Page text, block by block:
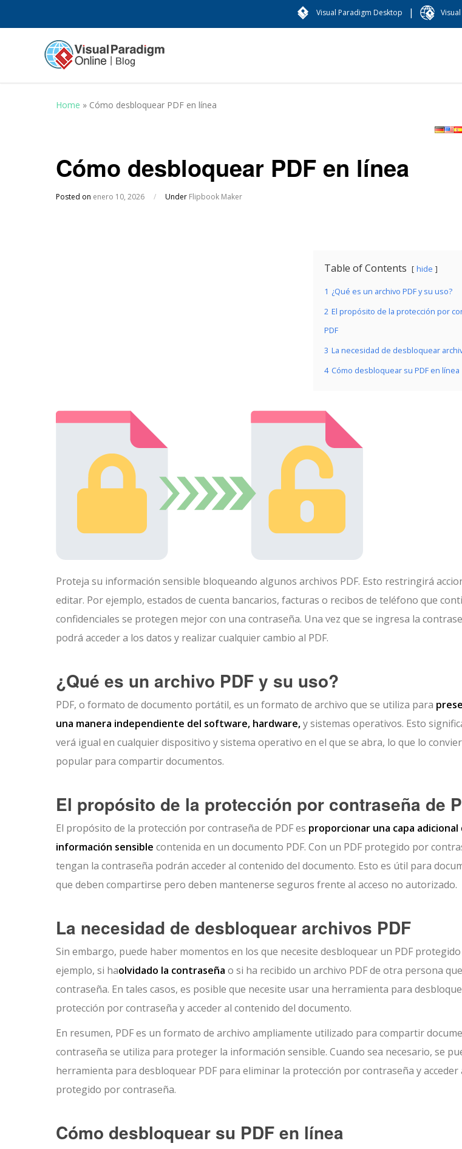
Visual Paradigm Desktop |
Home » Cómo desbloquear PDF en línea
Cómo desbloquear PDF en línea
Posted on enero 10, 2026 / Under Flipbook Maker
Table of Contents hide
1 ¿Qué es un archivo PDF y su uso?
2 El propósito de la protección por
PDF
3 La necesidad de desbloquear
4 Cómo desbloquear su PDF en línea
Proteja su información sensible bloqueando algunos archivos PDF. Esto restringirá
editar. Por ejemplo, estados de cuenta bancarios, facturas o recibos de teléfono que
confidenciales se protegen mejor con una contraseña. Una vez que se ingresa la
podrá acceder a los datos y realizar cualquier cambio al PDF.
¿Qué es un archivo PDF y su uso?
PDF, o formato de documento portátil, es un formato de archivo que se utiliza para
una manera independiente del software, hardware,y sistemas operativos. Esto
verá igual en cualquier dispositivo y sistema operativo en el que se abra, lo que lo
popular para compartir documentos.
El propósito de la protección por contraseña de
El propósito de la protección por contraseña de PDF es proporcionar una capa
información sensible contenida en un documento PDF. Con un PDF protegido por
tengan la contraseña podrán acceder al contenido del documento. Esto es útil para
que deben compartirse pero deben mantenerse seguros frente al acceso no autorizado.
La necesidad de desbloquear archivos PDF
Sin embargo, puede haber momentos en los que necesite desbloquear un PDF
ejemplo, si haolvidado la contraseña o si ha recibido un archivo PDF de otra persona
contraseña. En tales casos, es posible que necesite usar una herramienta para
protección por contraseña y acceder al contenido del documento.
En resumen, PDF es un formato de archivo ampliamente utilizado para compartir
contraseña se utiliza para proteger la información sensible. Cuando sea necesario, se
herramienta para desbloquear PDF para eliminar la protección por contraseña y acceder
protegido por contraseña.
Cómo desbloquear su PDF en línea